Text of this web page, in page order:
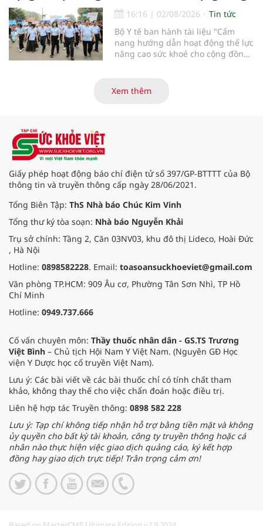
đón con yêu khỏe mạnh chào đời.
16:16 | 02/08/2026
Tin tức
Bộ Y tế ban hành tài liệu "Cẩm
nang hướng dẫn hoạt động thể lực
nâng cao sức khoẻ cho cộng đồng"
động thể lực; Khuyến cáo hoạt
động thể lực phù hợp theo nhóm
Xem thêm
Giấy phép hoạt động báo chí điện tử số 397/GP-BTTTT của Bộ
thông tin và truyền thông cấp ngày 28/06/2021.
Tổng Biên Tập: ThS Nhà báo Chúc Kim Vinh
Tổng thư ký tòa soạn: Nhà báo Nguyễn Khải
Trụ sở chính: Tầng 2, Căn 03NV03, khu đô thị Lideco, Hoài Đức
, Hà Nội
Hotline: 0898582228. Email: toasoansuckhoeviet@gmail.com
Văn phòng TP.HCM: 909 Âu cơ, Phường Tân Sơn Nhì, TP Hồ
Chí Minh
Hotline: 0949.737.666
Cố vấn chuyên môn: Thầy thuốc nhân dân - GS.TS Trương
Việt Bình – Chủ tịch Hội Nam Y Việt Nam. (Nguyên GĐ Học
viện Y Dược học cổ truyền Việt Nam).
Lưu ý: Các bài viết về các bài thuốc chỉ có tính chất tham
khảo, không thay thế cho việc chẩn đoán hoặc điều trị.
Liên hệ hợp tác Truyền thông: 0898 582 228
Lưu ý: Tạp chí không tiếp nhận hỗ trợ bằng tiền mặt và không
ủy quyền cho bất kỳ tài khoản, công ty truyền thông hoặc cá
nhân nào thực hiện việc giao dịch quảng cáo, ký kết hợp
đồng hay giao dịch trực tiếp! Trân trọng cảm ơn!